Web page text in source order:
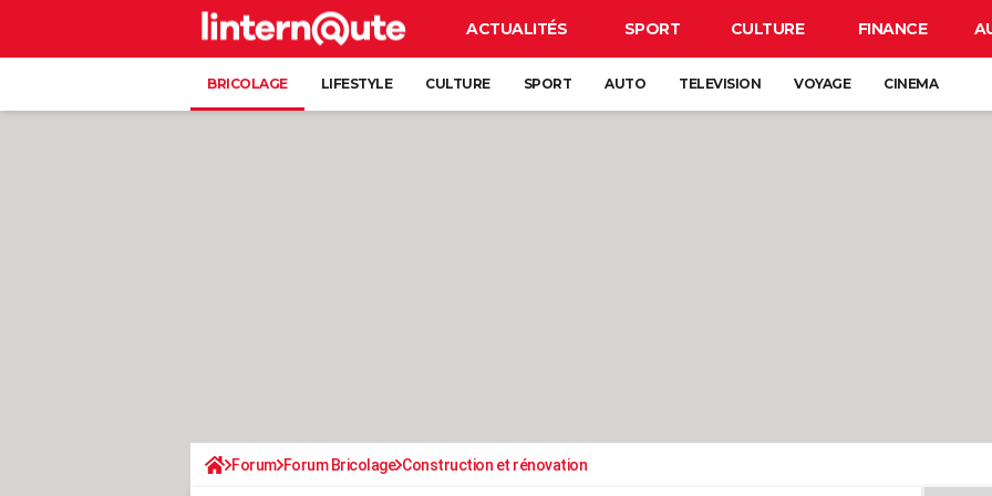
ACTUALITÉS SPORT CULTURE FINANCE
BRICOLAGE LIFESTYLE CULTURE SPORT AUTO TELEVISION VOYAGE CINEMA
Forum Forum Bricolage Construction et rénovation